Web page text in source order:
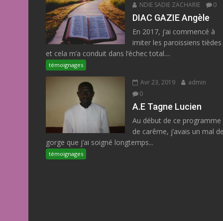
NDIE SADIE ZACHARIE
0
DIAC GAZIE Angèle
En 2017, j’ai commencé à
imiter les paroissiens tièdes
et cela m’a conduit dans l’échec total....
témoignages
Avr 23, 2019
admin
0
A.E Tagne Lucien
Au début de ce programme
de carême, j’avais un mal de
gorge que j’ai soigné longtemps...
témoignages